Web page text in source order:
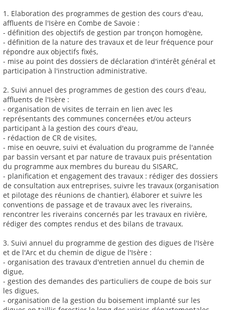
1. Elaboration des programmes de gestion des cours d'eau,
affluents de l'Isère en Combe de Savoie :
- définition des objectifs de gestion par tronçon homogène,
- définition de la nature des travaux et de leur fréquence pour
répondre aux objectifs fixés,
- mise au point des dossiers de déclaration d'intérêt général et
participation à l'instruction administrative.
2. Suivi annuel des programmes de gestion des cours d'eau,
affluents de l'Isère :
- organisation de visites de terrain en lien avec les
représentants des communes concernées et/ou acteurs
participant à la gestion des cours d'eau,
- rédaction de CR de visites,
- mise en oeuvre, suivi et évaluation du programme de l'année
par bassin versant et par nature de travaux puis présentation
du programme aux membres du bureau du SISARC,
- planification et engagement des travaux : rédiger des dossiers
de consultation aux entreprises, suivre les travaux (organisation
et pilotage des réunions de chantier), élaborer et suivre les
conventions de passage et de travaux avec les riverains,
rencontrer les riverains concernés par les travaux en rivière,
rédiger des comptes rendus et des bilans de travaux.
3. Suivi annuel du programme de gestion des digues de l'Isère
et de l'Arc et du chemin de digue de l'Isère :
- organisation des travaux d'entretien annuel du chemin de
digue,
- gestion des demandes des particuliers de coupe de bois sur
les digues,
- organisation de la gestion du boisement implanté sur les